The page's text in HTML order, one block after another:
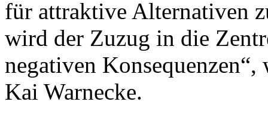
für attraktive Alternativen
wird der Zuzug in die
negativen
Kai Warnecke.